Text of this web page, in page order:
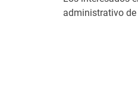
administrativo